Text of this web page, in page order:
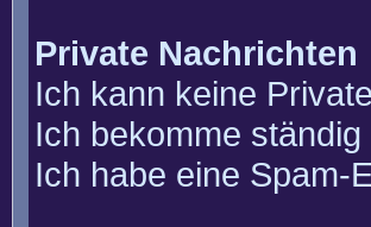
Private Nachrichten
Ich kann keine
Ich bekomme
Ich habe eine Spam-